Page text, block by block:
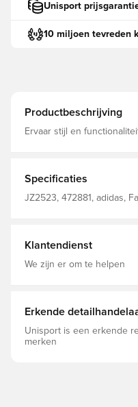
Unisport
10 miljoen tevreden
Productbeschrijving
Ervaar stijl en
100% gerecycleerd
Specificaties
JZ2523, 472881, adidas,
Klantendienst
We zijn er om te helpen
Erkende
Unisport is een erkende
merken